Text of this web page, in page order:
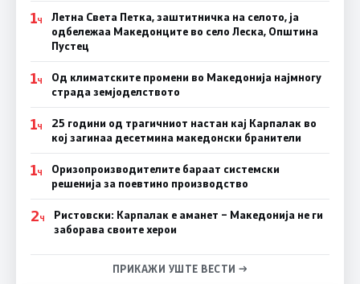
1Ч
Летна Света Петка, заштитничка на селото, ја
одбележаа Македонците во село Леска, Општина
Пустец
1Ч
Од климатските промени во Македонија најмногу
страда земјоделството
1Ч
25 години од трагичниот настан кај Карпалак во
кој загинаа десетмина македонски бранители
1Ч
Оризопроизводителите бараат системски
решенија за поевтино производство
2Ч
Ристовски: Карпалак е аманет – Македонија не ги
заборава своите херои
ПРИКАЖИ УШТЕ ВЕСТИ →